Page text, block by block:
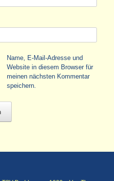
Name, E-Mail-Adresse und
Website in diesem Browser für
meinen nächsten Kommentar
speichern.